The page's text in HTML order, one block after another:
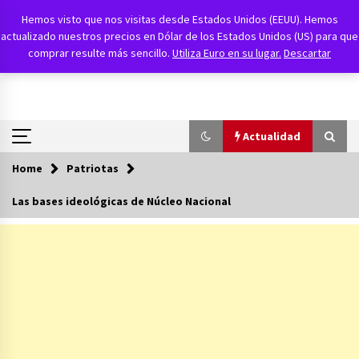
content
Agencia FAES
Política, Económica y Social
Actualidad
Actualidad
Al hermano de Pedro Sánchez la condena le
Home Patriotas
Las bases ideológicas de Núcleo Nacional
Hemos visto que nos visitas desde Estados Unidos (EEUU). Hemos
actualizado nuestros precios en Dólar de los Estados Unidos (US) para que
comprar resulte más sencillo. Utiliza Euro en su lugar. Descartar